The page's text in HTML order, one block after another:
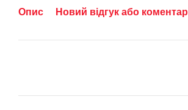
Опис Новий відгук або коментар